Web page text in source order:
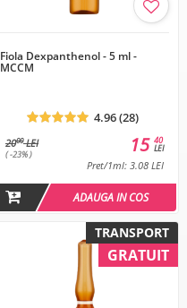
Fiola Dexpanthenol - 5 ml -
MCCM
4.96 (28)
2000LEI
( -23% )
40
LEI
15
Pret/1ml: 3.08 LEI
ADAUGA IN COS
TRANSPORT
GRATUIT